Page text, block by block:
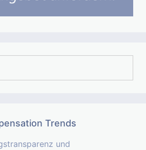
Trends
und